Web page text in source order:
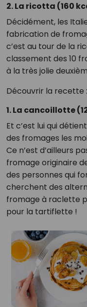
2. La ricotta (160
Décidément, les
fabrication de
c’est au tour de la
classement des 10
à la très jolie
Découvrir la recette :
1. La cancoillotte
Et c’est lui qui
des fromages les
Ce n’est d’ailleurs
fromage originaire
des personnes qui
cherchent des
fromage à raclette
pour la tartiflette !